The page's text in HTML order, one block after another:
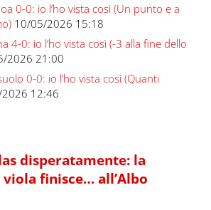
0-0: io l’ho vista così (Un punto e a
10/05/2026 15:18
4-0: io l’ho vista così (-3 alla fine dello
2026 21:00
0-0: io l’ho vista così (Quanti
12:46
disperatamente: la
viola finisce… all’Albo